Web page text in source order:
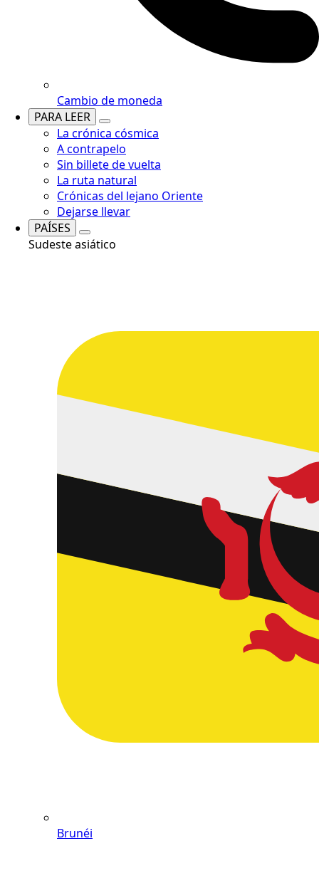
Cambio de moneda
PARA LEER
La crónica cósmica
A contrapelo
Sin billete de vuelta
La ruta natural
Crónicas del lejano Oriente
Dejarse llevar
PAÍSES
Sudeste asiático
Brunéi